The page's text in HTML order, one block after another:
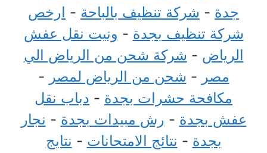
جدة - شركة تنظيف بالباحة - ارخص
شركة تنظيف بجدة - ونيت نقل عفش
الرياض - شركة شحن من الرياض الي
مصر - شحن من الرياض لمصر -
مكافحة حشرات بجدة - دباب نقل
عفش بجدة - رش مبيدات بجدة - نجار
بجدة - نتائج الامتحانات - نتايج